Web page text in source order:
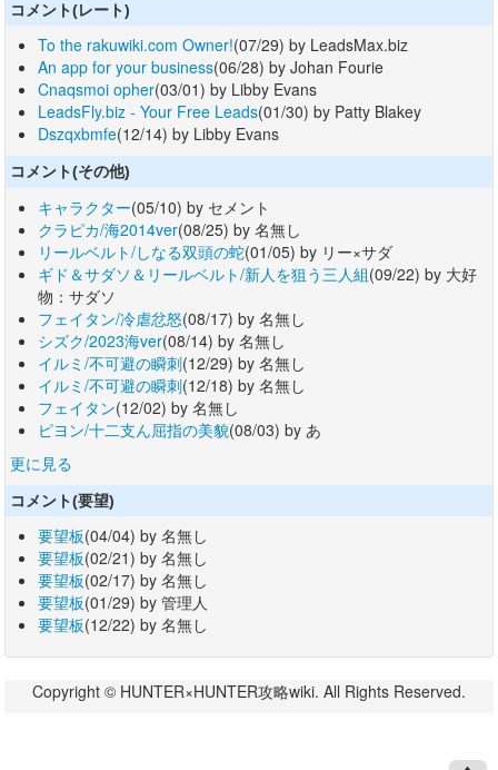
コメント(レート)
To the rakuwiki.com Owner!(07/29) by LeadsMax.biz
An app for your business(06/28) by Johan Fourie
Cnaqsmoi opher(03/01) by Libby Evans
LeadsFly.biz - Your Free Leads(01/30) by Patty Blakey
Dszqxbmfe(12/14) by Libby Evans
コメント(その他)
キャラクター(05/10) by セメント
クラピカ/海2014ver(08/25) by 名無し
リールベルト/しなる双頭の蛇(01/05) by リー×サダ
ギド＆サダソ＆リールベルト/新人を狙う三人組(09/22) by 大好
物：サダソ
フェイタン/冷虐忿怒(08/17) by 名無し
シズク/2023海ver(08/14) by 名無し
イルミ/不可避の瞬刺(12/29) by 名無し
イルミ/不可避の瞬刺(12/18) by 名無し
フェイタン(12/02) by 名無し
ピヨン/十二支ん屈指の美貌(08/03) by あ
更に見る
コメント(要望)
要望板(04/04) by 名無し
要望板(02/21) by 名無し
要望板(02/17) by 名無し
要望板(01/29) by 管理人
要望板(12/22) by 名無し
Copyright © HUNTER×HUNTER攻略wiki. All Rights Reserved.